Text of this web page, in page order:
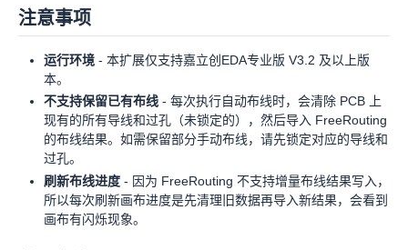
注意事项
运行环境 - 本扩展仅支持嘉立创EDA专业版 V3.2 及以上版
本。
不支持保留已有布线 - 每次执行自动布线时，会清除 PCB 上
现有的所有导线和过孔（未锁定的），然后导入 FreeRouting
的布线结果。如需保留部分手动布线，请先锁定对应的导线和
过孔。
刷新布线进度 - 因为 FreeRouting 不支持增量布线结果写入，
所以每次刷新画布进度是先清理旧数据再导入新结果，会看到
画布有闪烁现象。